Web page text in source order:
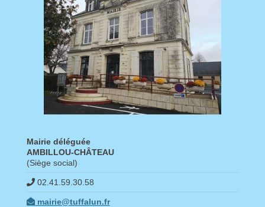
Mairie déléguée
AMBILLOU-CHÂTEAU
(Siège social)
02.41.59.30.58
mairie@tuffalun.fr